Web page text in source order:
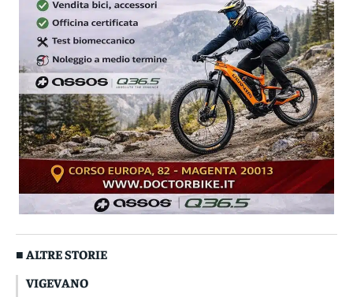
■ ALTRE STORIE
VIGEVANO